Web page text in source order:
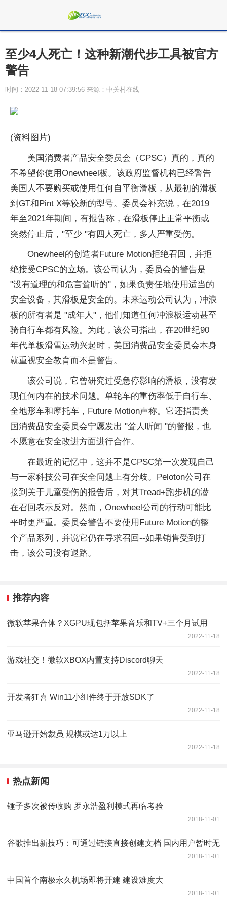
至少4人死亡！这种新潮代步工具被官方
警告
时间：2022-11-18 07:39:56 来源：中关村在线
(资料图片)
美国消费者产品安全委员会（CPSC）真的，真的
不希望你使用Onewheel板。该政府监督机构已经警告
美国人不要购买或使用任何自平衡滑板，从最初的滑板
到GT和Pint X等较新的型号。委员会补充说，在2019
年至2021年期间，有报告称，在滑板停止正常平衡或
突然停止后，"至少 "有四人死亡，多人严重受伤。
Onewheel的创造者Future Motion拒绝召回，并拒
绝接受CPSC的立场。该公司认为，委员会的警告是
"没有道理的和危言耸听的"，如果负责任地使用适当的
安全设备，其滑板是安全的。未来运动公司认为，冲浪
板的所有者是 "成年人"，他们知道任何冲浪板运动甚至
骑自行车都有风险。为此，该公司指出，在20世纪90
年代单板滑雪运动兴起时，美国消费品安全委员会本身
就重视安全教育而不是警告。
该公司说，它曾研究过受急停影响的滑板，没有发
现任何内在的技术问题。单轮车的重伤率低于自行车、
全地形车和摩托车，Future Motion声称。它还指责美
国消费品安全委员会宁愿发出 "耸人听闻 "的警报，也
不愿意在安全改进方面进行合作。
在最近的记忆中，这并不是CPSC第一次发现自己
与一家科技公司在安全问题上有分歧。Peloton公司在
接到关于儿童受伤的报告后，对其Tread+跑步机的潜
在召回表示反对。然而，Onewheel公司的行动可能比
平时更严重。委员会警告不要使用Future Motion的整
个产品系列，并说它仍在寻求召回--如果销售受到打
击，该公司没有退路。
推荐内容
微软苹果合体？XGPU现包括苹果音乐和TV+三个月试用
2022-11-18
游戏社交！微软XBOX内置支持Discord聊天
2022-11-18
开发者狂喜 Win11小组件终于开放SDK了
2022-11-18
亚马逊开始裁员 规模或达1万以上
2022-11-18
热点新闻
锤子多次被传收购 罗永浩盈利模式再临考验
2018-11-01
谷歌推出新技巧：可通过链接直接创建文档 国内用户暂时无
2018-11-01
中国首个南极永久机场即将开建 建设难度大
2018-11-01